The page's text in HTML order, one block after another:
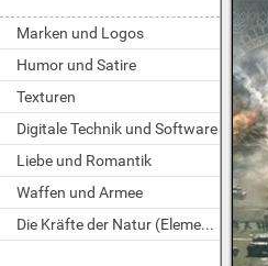
Marken und Logos
Humor und Satire
Texturen
Digitale Technik und Software
Liebe und Romantik
Waffen und Armee
Die Kräfte der Natur (Elemente)